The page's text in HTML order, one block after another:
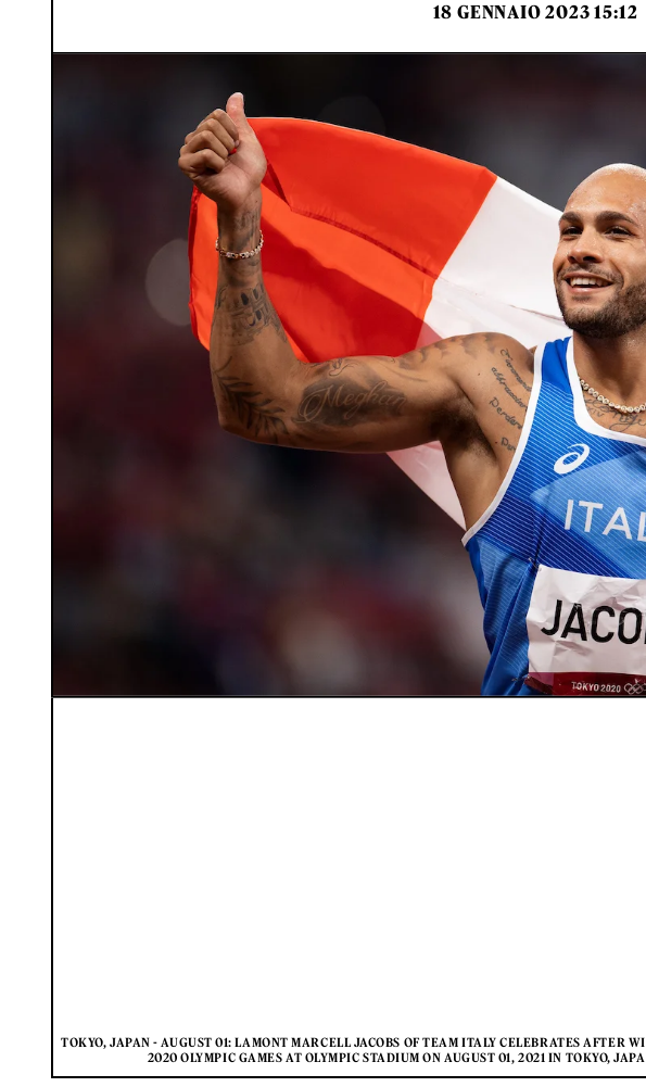
18 GENNAIO 2023 15:12
TOKYO, JAPAN - AUGUST 01: LAMONT MARCELL JACOBS OF TEAM ITALY CELEBRATES AFTER
2020 OLYMPIC GAMES AT OLYMPIC STADIUM ON AUGUST 01, 2021 IN TOKYO,